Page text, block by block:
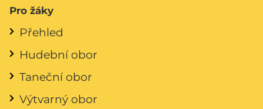
Pro žáky
Přehled
Hudební obor
Taneční obor
Výtvarný obor